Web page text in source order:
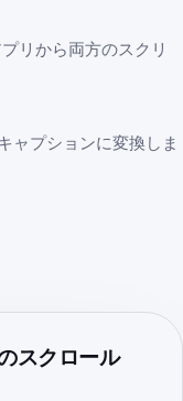
リから両方のスクリ
ャプションに変換しま
スクロール